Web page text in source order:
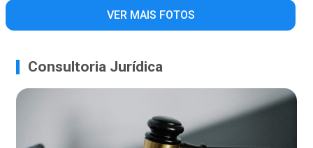
VER MAIS FOTOS
Consultoria Jurídica